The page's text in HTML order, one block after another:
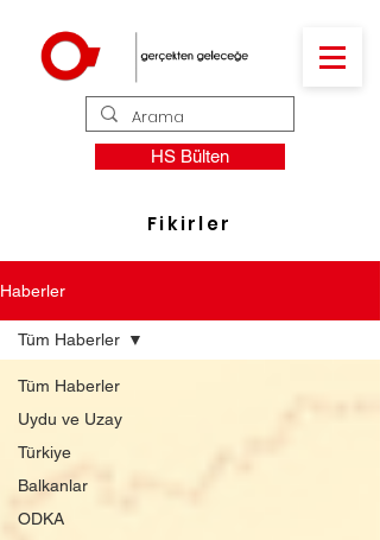
HS Bülten
Fikirler
Haberler
Tüm Haberler
Uydu ve Uzay
Türkiye
Balkanlar
ODKA
Tüm Haberler